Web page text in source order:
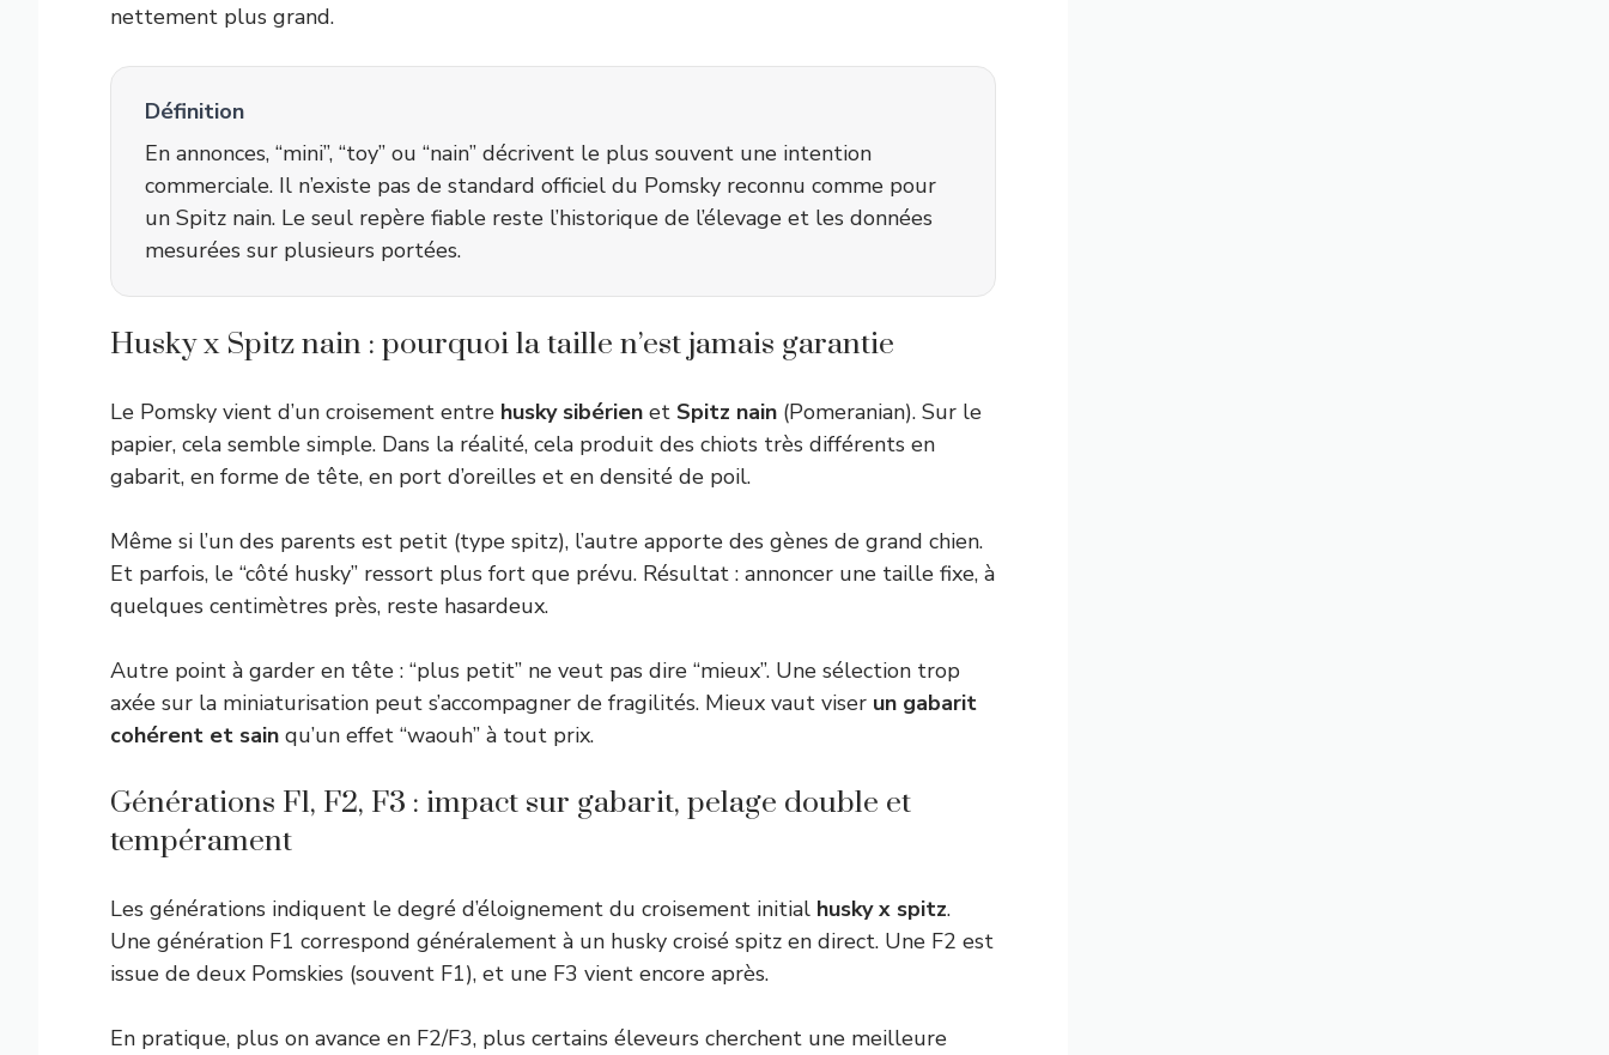
nettement plus grand.
Définition
En annonces, “mini”, “toy” ou “nain” décrivent le plus souvent une intention
commerciale. Il n’existe pas de standard officiel du Pomsky reconnu comme pour
un Spitz nain. Le seul repère fiable reste l’historique de l’élevage et les données
mesurées sur plusieurs portées.
Husky x Spitz nain : pourquoi la taille n’est jamais garantie
Le Pomsky vient d’un croisement entre husky sibérien et Spitz nain (Pomeranian). Sur le
papier, cela semble simple. Dans la réalité, cela produit des chiots très différents en
gabarit, en forme de tête, en port d’oreilles et en densité de poil.
Même si l’un des parents est petit (type spitz), l’autre apporte des gènes de grand chien.
Et parfois, le “côté husky” ressort plus fort que prévu. Résultat : annoncer une taille fixe, à
quelques centimètres près, reste hasardeux.
Autre point à garder en tête : “plus petit” ne veut pas dire “mieux”. Une sélection trop
axée sur la miniaturisation peut s’accompagner de fragilités. Mieux vaut viser un gabarit
cohérent et sain qu’un effet “waouh” à tout prix.
Générations F1, F2, F3 : impact sur gabarit, pelage double et
tempérament
Les générations indiquent le degré d’éloignement du croisement initial husky x spitz.
Une génération F1 correspond généralement à un husky croisé spitz en direct. Une F2 est
issue de deux Pomskies (souvent F1), et une F3 vient encore après.
En pratique, plus on avance en F2/F3, plus certains éleveurs cherchent une meilleure